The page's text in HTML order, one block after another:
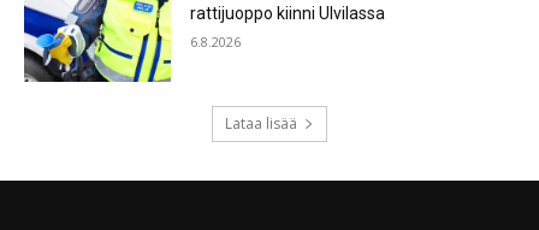
rattijuoppo kiinni Ulvilassa
6.8.2026
Lataa lisää